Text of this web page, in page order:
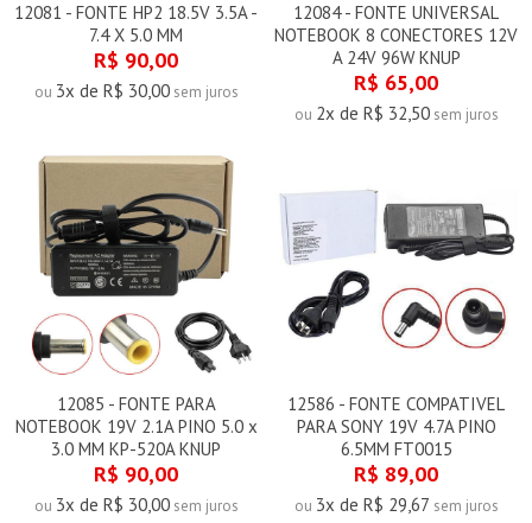
12081 - FONTE HP2 18.5V 3.5A -
7.4 X 5.0 MM
R$ 90,00
ou 3x de R$ 30,00sem juros
12084 - FONTE UNIVERSAL
NOTEBOOK 8 CONECTORES 12V
A 24V 96W KNUP
R$ 65,00
ou 2x de R$ 32,50sem juros
12085 - FONTE PARA
NOTEBOOK 19V 2.1A PINO 5.0 x
3.0 MM KP-520A KNUP
R$ 90,00
ou 3x de R$ 30,00sem juros
12586 - FONTE COMPATIVEL
PARA SONY 19V 4.7A PINO
6.5MM FT0015
R$ 89,00
ou 3x de R$ 29,67 sem juros